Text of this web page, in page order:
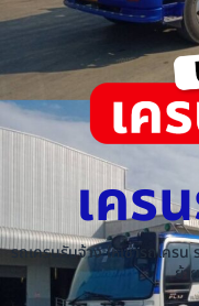
เคร
รถเครนรับจ้าง ให้เช่ารถเคร
ย้า